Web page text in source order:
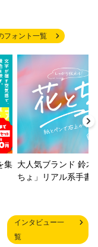
フォント一覧
集 大人気ブランド 鈴木
ちょ」リアル系手書
インタビュー一
覧